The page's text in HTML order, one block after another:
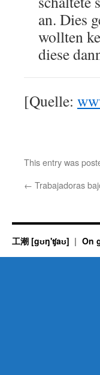
an. Dies
wollten
diese
[Quelle:
This entry was
← Trabajadoras
工潮 [gʊŋ'ʧaʊ] On